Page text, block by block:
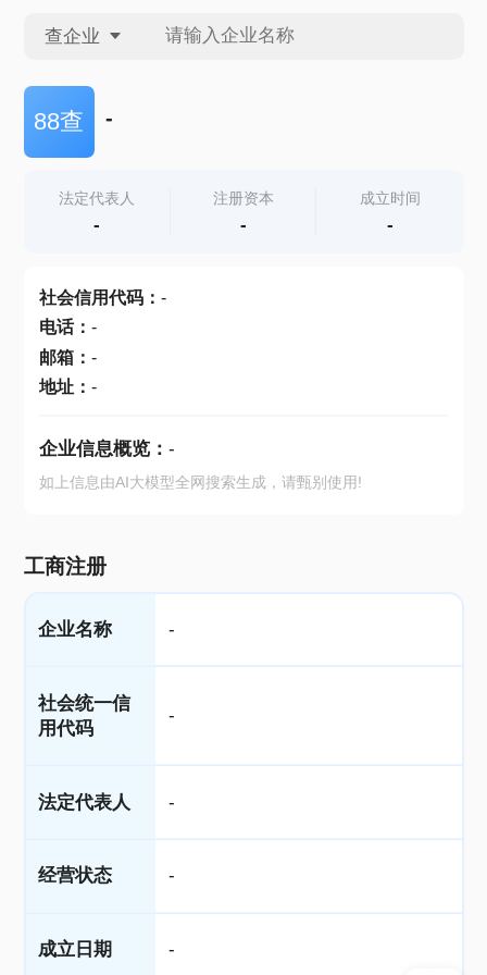
查企业
查企业
查产地
88查 -
法定代表人
-
注册资本
-
成立时间
-
社会信用代码： -
电话： -
邮箱： -
地址： -
企业信息概览： -
如上信息由AI大模型全网搜索生成，请甄别使用!
工商注册
企业名称 -
社会统一信
用代码
-
法定代表人 -
经营状态 -
成立日期 -